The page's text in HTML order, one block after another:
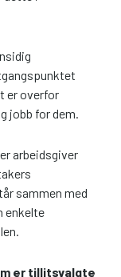
er overfor
jobb for dem.
arbeidsgiver
sammen med
enkelte
er tillitsvalgte